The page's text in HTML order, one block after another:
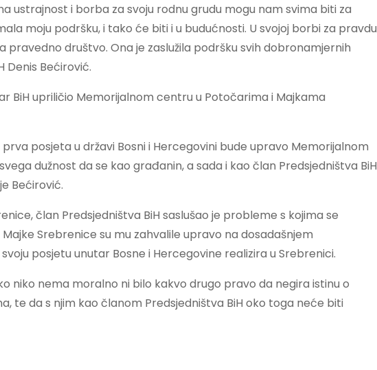
ustrajnost i borba za svoju rodnu grudu mogu nam svima biti za
moju podršku, i tako će biti i u budućnosti. U svojoj borbi za pravdu
društvo. Ona je zaslužila podršku svih dobronamjernih
Denis Bećirović.
BiH upriličio Memorijalnom centru u Potočarima i Majkama
posjeta u državi Bosni i Hercegovini bude upravo Memorijalnom
dužnost da se kao građanin, a sada i kao član Predsjedništva BiH
Bećirović.
član Predsjedništva BiH saslušao je probleme s kojima se
Srebrenice su mu zahvalile upravo na dosadašnjem
posjetu unutar Bosne i Hercegovine realizira u Srebrenici.
niko nema moralno ni bilo kakvo drugo pravo da negira istinu o
te da s njim kao članom Predsjedništva BiH oko toga neće biti